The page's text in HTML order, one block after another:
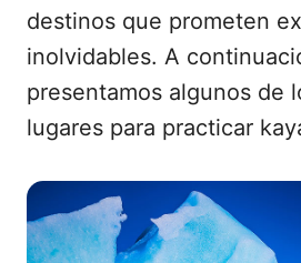
destinos que prometen
inolvidables. A
presentamos algunos de
lugares para practicar